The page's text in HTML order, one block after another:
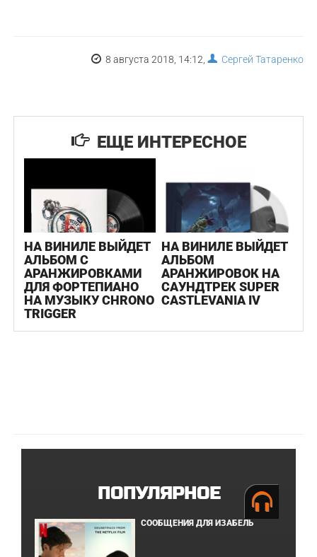
8 августа 2018, 14:12, Сергей Татаренко
ЕЩЕ ИНТЕРЕСНОЕ
НА ВИНИЛЕ ВЫЙДЕТ
АЛЬБОМ С
АРАНЖИРОВКАМИ
ДЛЯ ФОРТЕПИАНО
НА МУЗЫКУ CHRONO
TRIGGER
НА ВИНИЛЕ ВЫЙДЕТ
АЛЬБОМ
АРАНЖИРОВОК НА
САУНДТРЕК SUPER
CASTLEVANIA IV
ПОПУЛЯРНОЕ
СООБЩЕНИЯ ДЛЯ ИЗАБЕЛЬ